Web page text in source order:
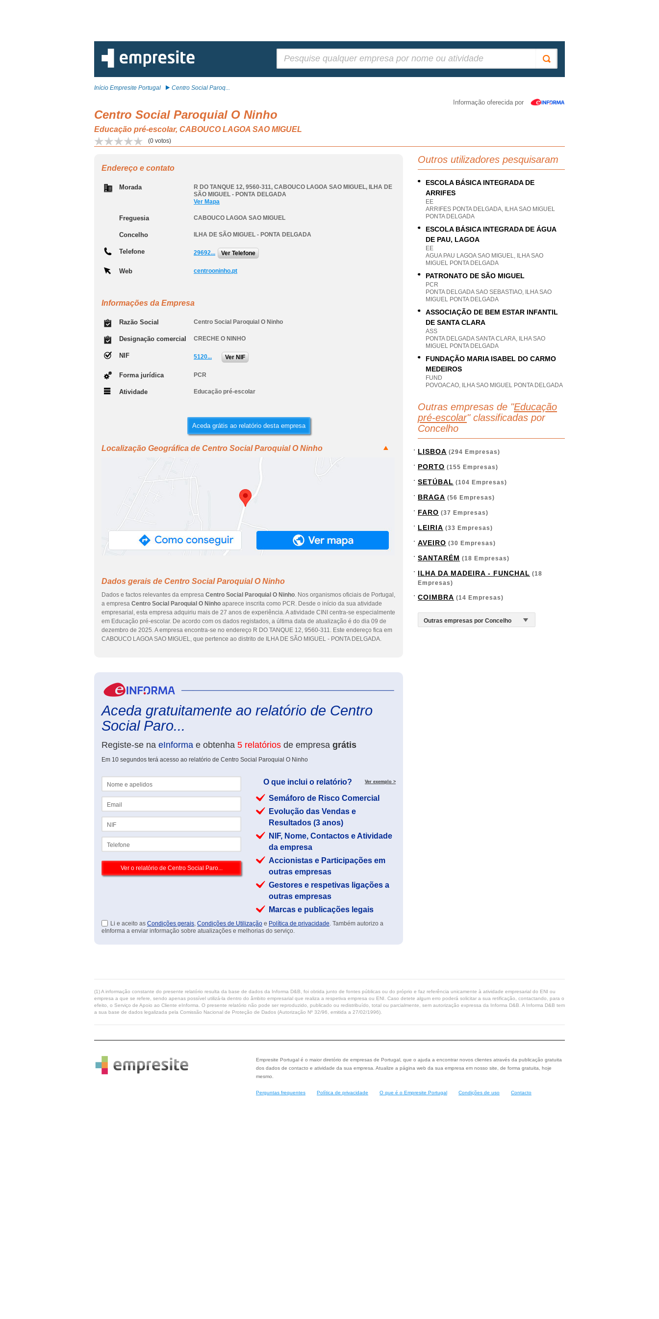
Início Empresite Portugal Centro Social Paroq...
Informação oferecida por
Centro Social Paroquial O Ninho
Educação pré-escolar, CABOUCO LAGOA SAO MIGUEL
(0 votos)
Endereço e contato
Morada R DO TANQUE 12, 9560-311, CABOUCO LAGOA SAO MIGUEL, ILHA DE
SÃO MIGUEL - PONTA DELGADA
Ver Mapa
Freguesia CABOUCO LAGOA SAO MIGUEL
Concelho ILHA DE SÃO MIGUEL - PONTA DELGADA
Telefone 29692... Ver Telefone
Web centrooninho.pt
Informações da Empresa
Razão Social Centro Social Paroquial O Ninho
Designação comercial CRECHE O NINHO
NIF 5120... Ver NIF
Forma jurídica PCR
Atividade Educação pré-escolar
Aceda grátis ao relatório desta empresa
Localização Geográfica de Centro Social Paroquial O Ninho
Dados gerais de Centro Social Paroquial O Ninho
Dados e factos relevantes da empresa Centro Social Paroquial O Ninho. Nos organismos oficiais de Portugal,
a empresa Centro Social Paroquial O Ninho aparece inscrita como PCR. Desde o início da sua atividade
empresarial, esta empresa adquiriu mais de 27 anos de experiência. A atividade CINI centra-se especialmente
em Educação pré-escolar. De acordo com os dados registados, a última data de atualização é do dia 09 de
dezembro de 2025. A empresa encontra-se no endereço R DO TANQUE 12, 9560-311. Este endereço fica em
CABOUCO LAGOA SAO MIGUEL, que pertence ao distrito de ILHA DE SÃO MIGUEL - PONTA DELGADA.
Aceda gratuitamente ao relatório de Centro
Social Paro...
Registe-se na eInforma e obtenha 5 relatórios de empresa grátis
Em 10 segundos terá acesso ao relatório de Centro Social Paroquial O Ninho
O que inclui o relatório? Ver exemplo >
Semáforo de Risco Comercial
Evolução das Vendas e
Resultados (3 anos)
NIF, Nome, Contactos e Atividade
da empresa
Accionistas e Participações em
outras empresas
Gestores e respetivas ligações a
outras empresas
Marcas e publicações legais
Li e aceito as Condições gerais, Condições de Utilização e Política de privacidade. Também autorizo a
eInforma a enviar informação sobre atualizações e melhorias do serviço.
Outros utilizadores pesquisaram
ESCOLA BÁSICA INTEGRADA DE
ARRIFES
EE
ARRIFES PONTA DELGADA, ILHA SAO MIGUEL
PONTA DELGADA
ESCOLA BÁSICA INTEGRADA DE ÁGUA
DE PAU, LAGOA
EE
AGUA PAU LAGOA SAO MIGUEL, ILHA SAO
MIGUEL PONTA DELGADA
PATRONATO DE SÃO MIGUEL
PCR
PONTA DELGADA SAO SEBASTIAO, ILHA SAO
MIGUEL PONTA DELGADA
ASSOCIAÇÃO DE BEM ESTAR INFANTIL
DE SANTA CLARA
ASS
PONTA DELGADA SANTA CLARA, ILHA SAO
MIGUEL PONTA DELGADA
FUNDAÇÃO MARIA ISABEL DO CARMO
MEDEIROS
FUND
POVOACAO, ILHA SAO MIGUEL PONTA DELGADA
Outras empresas de "Educação
pré-escolar" classificadas por
Concelho
LISBOA (294 Empresas)
PORTO (155 Empresas)
SETÚBAL (104 Empresas)
BRAGA (56 Empresas)
FARO (37 Empresas)
LEIRIA (33 Empresas)
AVEIRO (30 Empresas)
SANTARÉM (18 Empresas)
ILHA DA MADEIRA - FUNCHAL (18
Empresas)
COIMBRA (14 Empresas)
(1) A informação constante do presente relatório resulta da base de dados da Informa D&B, foi obtida junto de fontes públicas ou do próprio e faz referência unicamente à atividade empresarial do ENI ou
empresa a que se refere, sendo apenas possível utilizá-la dentro do âmbito empresarial que realiza a respetiva empresa ou ENI. Caso detete algum erro poderá solicitar a sua retificação, contactando, para o
efeito, o Serviço de Apoio ao Cliente eInforma. O presente relatório não pode ser reproduzido, publicado ou redistribuído, total ou parcialmente, sem autorização expressa da Informa D&B. A Informa D&B tem
a sua base de dados legalizada pela Comissão Nacional de Proteção de Dados (Autorização Nº 32/96, emitida a 27/02/1996).
Empresite Portugal é o maior diretório de empresas de Portugal, que o ajuda a encontrar novos clientes através da publicação gratuita
dos dados de contacto e atividade da sua empresa. Atualize a página web da sua empresa em nosso site, de forma gratuita, hoje
mesmo.
Perguntas frequentes Política de privacidade O que é o Empresite Portugal Condições de uso Contacto